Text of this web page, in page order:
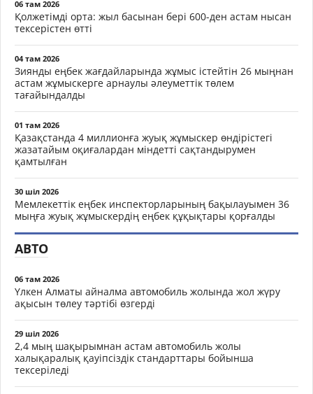
06 там 2026
Қолжетімді орта: жыл басынан бері 600-ден астам нысан
тексерістен өтті
04 там 2026
Зиянды еңбек жағдайларында жұмыс істейтін 26 мыңнан
астам жұмыскерге арнаулы әлеуметтік төлем
тағайындалды
01 там 2026
Қазақстанда 4 миллионға жуық жұмыскер өндірістегі
жазатайым оқиғалардан міндетті сақтандырумен
қамтылған
30 шіл 2026
Мемлекеттік еңбек инспекторларының бақылауымен 36
мыңға жуық жұмыскердің еңбек құқықтары қорғалды
АВТО
06 там 2026
Үлкен Алматы айналма автомобиль жолында жол жүру
ақысын төлеу тәртібі өзгерді
29 шіл 2026
2,4 мың шақырымнан астам автомобиль жолы
халықаралық қауіпсіздік стандарттары бойынша
тексеріледі